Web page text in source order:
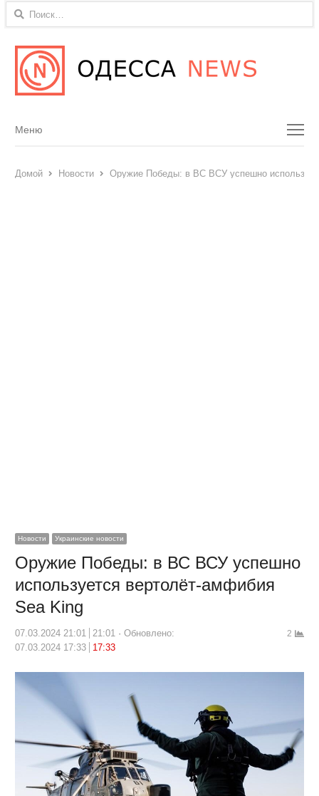
Найти:
Menu
Меню
Домой Новости Оружие Победы: в ВС ВСУ успешно
Новости Украинские новости
Оружие Победы: в ВС ВСУ успешно
используется вертолёт-амфибия
Sea King
07.03.2024 21:01 21:01
Обновлено:
07.03.2024 17:33
17:33
2